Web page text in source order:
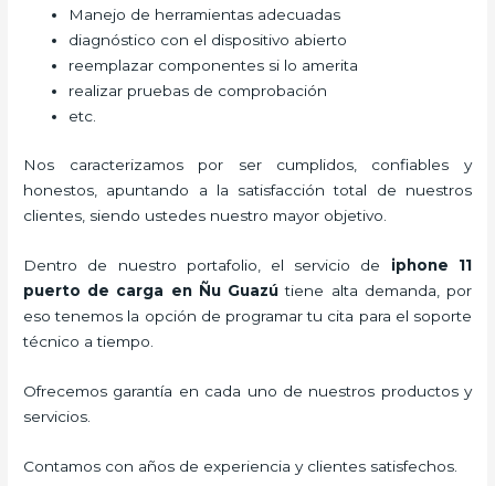
Manejo de herramientas adecuadas
diagnóstico con el dispositivo abierto
reemplazar componentes si lo amerita
realizar pruebas de comprobación
etc.
Nos caracterizamos por ser cumplidos, confiables y
honestos, apuntando a la satisfacción total de nuestros
clientes, siendo ustedes nuestro mayor objetivo.
Dentro de nuestro portafolio, el servicio de iphone 11
puerto de carga en Ñu Guazú tiene alta demanda, por
eso tenemos la opción de programar tu cita para el soporte
técnico a tiempo.
Ofrecemos garantía en cada uno de nuestros productos y
servicios.
Contamos con años de experiencia y clientes satisfechos.